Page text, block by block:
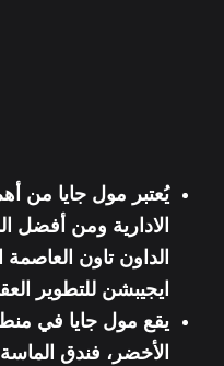
يُعتبر مول جايا من
الادارية ومن أفضل
الداون تاون العاصمة
ايجيبشن للتطوير
يقع مول جايا في
الأخضر ، فندق